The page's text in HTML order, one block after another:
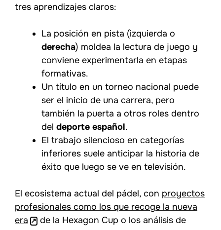
tres aprendizajes claros:
La posición en pista (izquierda o
derecha) moldea la lectura de juego y
conviene experimentarla en etapas
formativas.
Un título en un torneo nacional puede
ser el inicio de una carrera, pero
también la puerta a otros roles dentro
del deporte español.
El trabajo silencioso en categorías
inferiores suele anticipar la historia de
éxito que luego se ve en televisión.
El ecosistema actual del pádel, con proyectos
profesionales como los que recoge la nueva
era
de la Hexagon Cup o los análisis de